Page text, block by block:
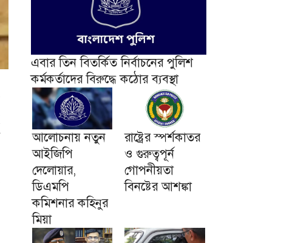
এবার তিন বিতর্কিত নির্বাচনের পুলিশ
কর্মকর্তাদের বিরুদ্ধে কঠোর ব্যবস্থা
আলোচনায় নতুন
আইজিপি
দেলোয়ার,
ডিএমপি
কমিশনার কহিনুর
মিয়া
রাষ্ট্রের স্পর্শকাতর
ও গুরুত্বপূর্ন
গোপনীয়তা
বিনষ্টের আশঙ্কা